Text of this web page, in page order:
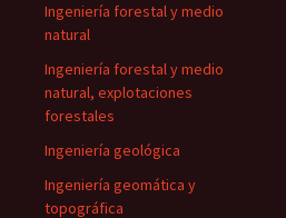
Ingeniería forestal y medio
natural
Ingeniería forestal y medio
natural, explotaciones
forestales
Ingeniería geológica
Ingeniería geomática y
topográfica